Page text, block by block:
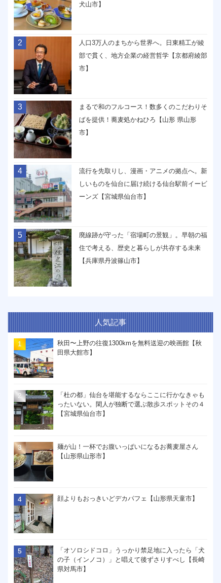
犬山市】
2
人口3万人のまちから世界へ。日東精工が綾
部で貫く、地方企業の経営哲学【京都府綾部
市】
3
まるで和のフルコース！数多くのこだわりそ
ばを提供！蕎麦処かねひろ【山形 県山形
市】
4
流行を先取りし、漫画・アニメの拠点へ。新
しいものを仙台に届け続ける仙台駅前イービ
ーンズ【宮城県仙台市】
5
廃線跡が守った「宿場町の景観」。早朝の福
住で考える、歴史と暮らしが共存する未来
【兵庫県丹波篠山市】
人気記事
秋田〜上野の往復1300kmを無料送迎の映画館【秋
田県大館市】
「杜の都」仙台を堪能するならここに行かなきゃも
ったいない。閑人が独断で選ぶ散歩スポットその４
【宮城県仙台市】
麺が山！一杯でお腹いっぱいになるお蕎麦屋さん
【山形県山形市】
顔よりもおっきいどデカパフェ【山形県天童市】
「オソロシドコロ」うっかり禁足地に入ったら「犬
の子（インノコ）」と唱えて後ずさりすべし【長崎
県対馬市】